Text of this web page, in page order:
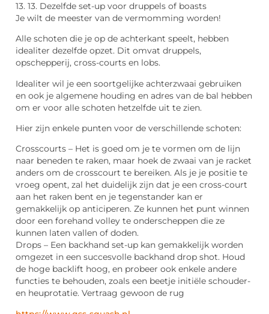
13. 13. Dezelfde set-up voor druppels of boasts
Je wilt de meester van de vermomming worden!
Alle schoten die je op de achterkant speelt, hebben
idealiter dezelfde opzet. Dit omvat druppels,
opschepperij, cross-courts en lobs.
Idealiter wil je een soortgelijke achterzwaai gebruiken
en ook je algemene houding en adres van de bal hebben
om er voor alle schoten hetzelfde uit te zien.
Hier zijn enkele punten voor de verschillende schoten:
Crosscourts – Het is goed om je te vormen om de lijn
naar beneden te raken, maar hoek de zwaai van je racket
anders om de crosscourt te bereiken. Als je je positie te
vroeg opent, zal het duidelijk zijn dat je een cross-court
aan het raken bent en je tegenstander kan er
gemakkelijk op anticiperen. Ze kunnen het punt winnen
door een forehand volley te onderscheppen die ze
kunnen laten vallen of doden.
Drops – Een backhand set-up kan gemakkelijk worden
omgezet in een succesvolle backhand drop shot. Houd
de hoge backlift hoog, en probeer ook enkele andere
functies te behouden, zoals een beetje initiële schouder-
en heuprotatie. Vertraag gewoon de rug